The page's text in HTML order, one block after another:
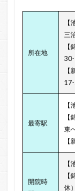
所在地
三
最寄駅
東
開院時
休）